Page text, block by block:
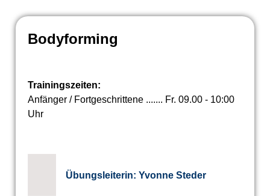
Bodyforming
Trainingszeiten:
Anfänger / Fortgeschrittene ....... Fr. 09.00 - 10:00
Uhr
Übungsleiterin: Yvonne Steder